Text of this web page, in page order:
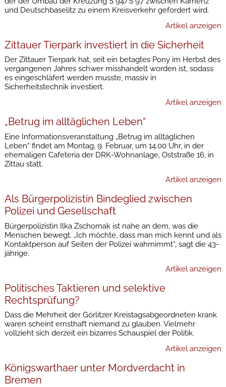
und Deutschbaselitz zu einem Kreisverkehr gefordert wird.
Artikel anzeigen
Zittauer Tierpark investiert in die Sicherheit
Der Zittauer Tierpark hat, seit ein betagtes Pony im Herbst des
vergangenen Jahres schwer misshandelt worden ist, sodass
es eingeschläfert werden musste, massiv in
Sicherheitstechnik investiert.
Artikel anzeigen
„Betrug im alltäglichen Leben“
Eine Informationsveranstaltung „Betrug im alltäglichen
Leben“ findet am Montag, 9. Februar, um 14.00 Uhr, in der
ehemaligen Cafeteria der DRK-Wohnanlage, Oststraße 16, in
Zittau statt.
Artikel anzeigen
Als Bürgerpolizistin Bindeglied zwischen
Polizei und Gesellschaft
Bürgerpolizistin Ilka Zschornak ist nahe an dem, was die
Menschen bewegt. „Ich möchte, dass man mich kennt und als
Kontaktperson auf Seiten der Polizei wahrnimmt“, sagt die 43-
jährige.
Artikel anzeigen
Politisches Taktieren und selektive
Rechtsprüfung?
Dass die Mehrheit der Görlitzer Kreistagsabgeordneten krank
waren scheint ernsthaft niemand zu glauben. Vielmehr
vollzieht sich derzeit ein bizarres Schauspiel der Politik.
Artikel anzeigen
Königswarthaer unter Mordverdacht in
Bremen